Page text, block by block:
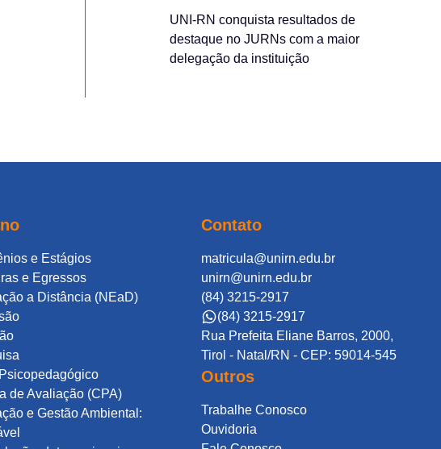
UNI-RN conquista resultados de
destaque no JURNs com a maior
delegação da instituição
e Estágios
e Egressos
a Distância (NEaD)
de Avaliação (CPA)
e Gestão Ambiental:
Contato
matricula@unirn.edu.br
unirn@unirn.edu.br
(84) 3215-2917
(84) 3215-2917
Rua Prefeita Eliane Barros, 2000,
Tirol - Natal/RN - CEP: 59014-545
Outros
Trabalhe Conosco
Ouvidoria